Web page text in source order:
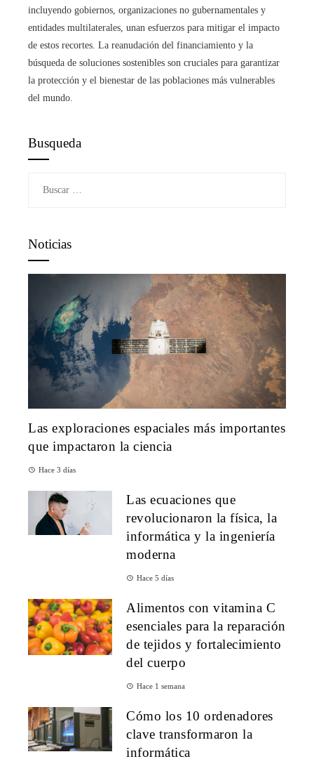
incluyendo gobiernos, organizaciones no gubernamentales y
entidades multilaterales, unan esfuerzos para mitigar el impacto
de estos recortes. La reanudación del financiamiento y la
búsqueda de soluciones sostenibles son cruciales para garantizar
la protección y el bienestar de las poblaciones más vulnerables
del mundo.
Busqueda
Noticias
Las exploraciones espaciales más importantes
que impactaron la ciencia
Hace 3 días
Las ecuaciones que
revolucionaron la física, la
informática y la ingeniería
moderna
Hace 5 días
Alimentos con vitamina C
esenciales para la reparación
de tejidos y fortalecimiento
del cuerpo
Hace 1 semana
Cómo los 10 ordenadores
clave transformaron la
informática